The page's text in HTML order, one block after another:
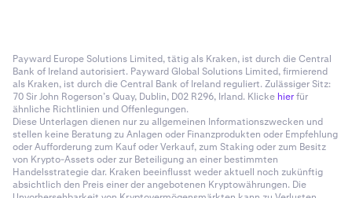
Payward Europe Solutions Limited, tätig als Kraken, ist durch die Central
Bank of Ireland autorisiert. Payward Global Solutions Limited, firmierend
als Kraken, ist durch die Central Bank of Ireland reguliert. Zulässiger Sitz:
70 Sir John Rogerson’s Quay, Dublin, D02 R296, Irland. Klicke hierfür
ähnliche Richtlinien und Offenlegungen.
Diese Unterlagen dienen nur zu allgemeinen Informationszwecken und
stellen keine Beratung zu Anlagen oder Finanzprodukten oder Empfehlung
oder Aufforderung zum Kauf oder Verkauf, zum Staking oder zum Besitz
von Krypto-Assets oder zur Beteiligung an einer bestimmten
Handelsstrategie dar. Kraken beeinflusst weder aktuell noch zukünftig
absichtlich den Preis einer der angebotenen Kryptowährungen. Die